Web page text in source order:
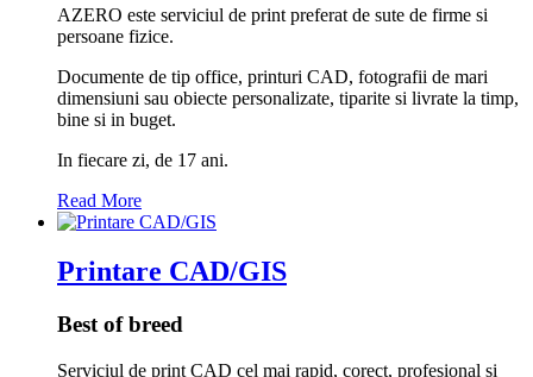
AZERO este serviciul de print preferat de sute de firme si
persoane fizice.
Documente de tip office, printuri CAD, fotografii de mari
dimensiuni sau obiecte personalizate, tiparite si livrate la timp,
bine si in buget.
In fiecare zi, de 17 ani.
Read More
Printare CAD/GIS
Best of breed
Serviciul de print CAD cel mai rapid, corect, profesional si